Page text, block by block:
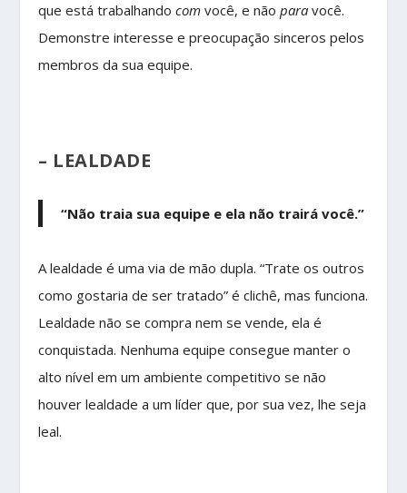
que está trabalhandocom você, e não para você.
Demonstre interesse e preocupação sinceros pelos
membros da sua equipe.
– LEALDADE
“Não traia sua equipe e ela não trairá você.”
A lealdade é uma via de mão dupla. “Trate os outros
como gostaria de ser tratado” é clichê, mas funciona.
Lealdade não se compra nem se vende, ela é
conquistada. Nenhuma equipe consegue manter o
alto nível em um ambiente competitivo se não
houver lealdade a um líder que, por sua vez, lhe seja
leal.